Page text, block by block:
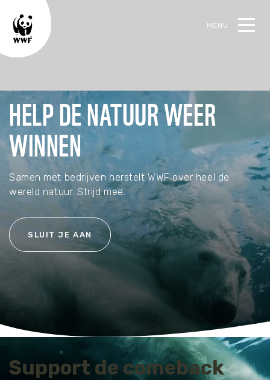
MENU
HELP DE NATUUR WEER
WINNEN
Samen met bedrijven herstelt WWF over heel de
wereld natuur. Strijd mee.
SLUIT JE AAN
Support de comeback
TERUG
Steun de natuur
Alles over steunen
TERUG
Actueel
Alle actualiteiten
TERUG
Ons werk
Alles over het werk van WWF Business
TERUG
Contact
Neem contact op